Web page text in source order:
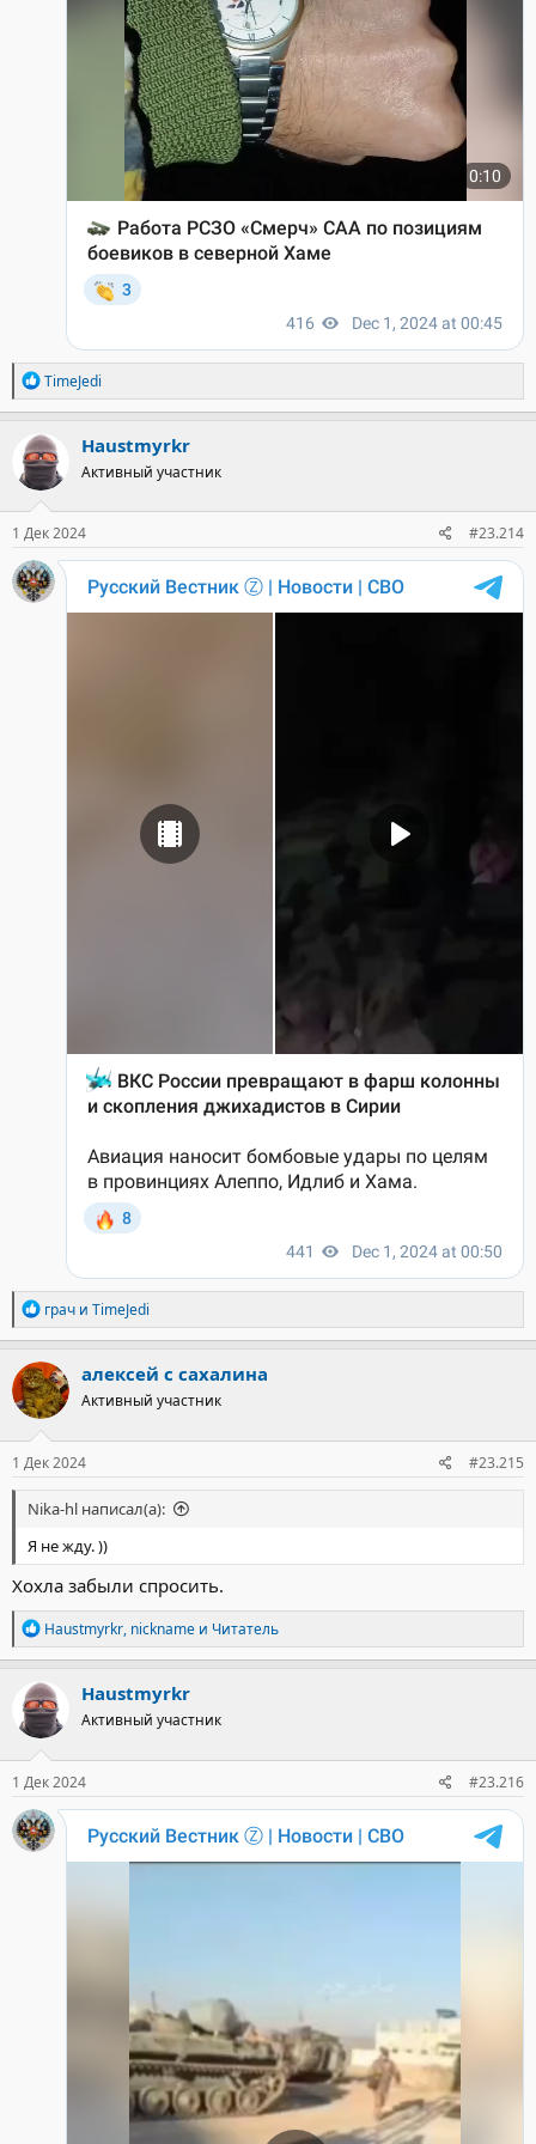
Р
е
а
к
ц
и
и
:
TimeJedi
Haustmyrkr
Активный участник
1 Дек 2024 #23.214
Р
е
а
к
ц
и
и
:
грач и TimeJedi
алексей с сахалина
Активный участник
1 Дек 2024 #23.215
Nika-hl написал(а):
Я не жду. ))
Хохла забыли спросить.
Р
е
а
к
ц
и
и
:
Haustmyrkr, nickname и Читатель
Haustmyrkr
Активный участник
1 Дек 2024 #23.216